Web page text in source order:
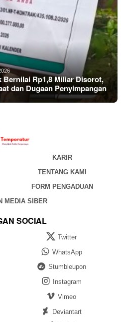
Rp1,8 Miliar Disorot,
dan Dugaan Penyimpangan
KARIR
TENTANG KAMI
FORM PENGADUAN
MEDIA SIBER
SOCIAL
Twitter
WhatsApp
Stumbleupon
Instagram
Vimeo
Deviantart